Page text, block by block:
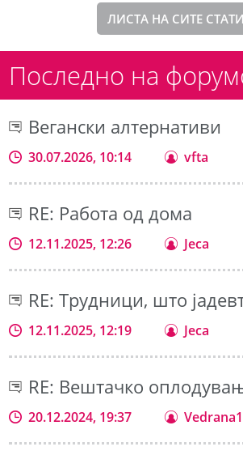
ЛИСТА НА СИТЕ
Последно на
Вегански алтернативи
30.07.2026, 10:14 vfta
RE: Работа од дома
12.11.2025, 12:26 Jeca
RE: Трудници, што
12.11.2025, 12:19 Jeca
RE: Вештачко
20.12.2024, 19:37